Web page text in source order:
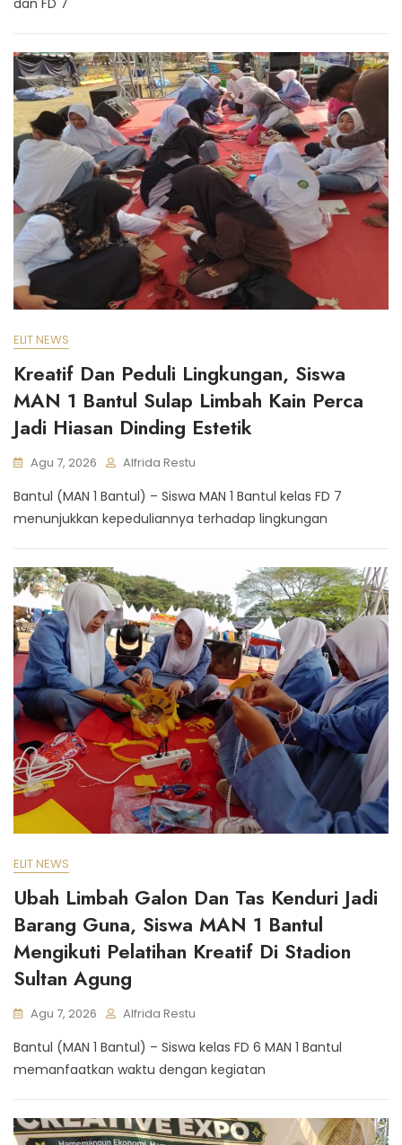
ELIT NEWS
Kreatif Dan Peduli Lingkungan, Siswa
MAN 1 Bantul Sulap Limbah Kain Perca
Jadi Hiasan Dinding Estetik
Agu 7, 2026 Alfrida Restu
Bantul (MAN 1 Bantul) – Siswa MAN 1 Bantul kelas FD 7
menunjukkan kepeduliannya terhadap lingkungan
ELIT NEWS
Ubah Limbah Galon Dan Tas Kenduri Jadi
Barang Guna, Siswa MAN 1 Bantul
Mengikuti Pelatihan Kreatif Di Stadion
Sultan Agung
Agu 7, 2026 Alfrida Restu
Bantul (MAN 1 Bantul) – Siswa kelas FD 6 MAN 1 Bantul
memanfaatkan waktu dengan kegiatan